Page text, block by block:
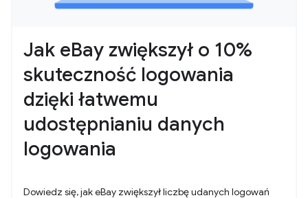
Jak eBay zwiększył o 10%
skuteczność logowania
dzięki łatwemu
udostępnianiu danych
logowania
Dowiedz się, jak eBay zwiększył liczbę udanych logowań